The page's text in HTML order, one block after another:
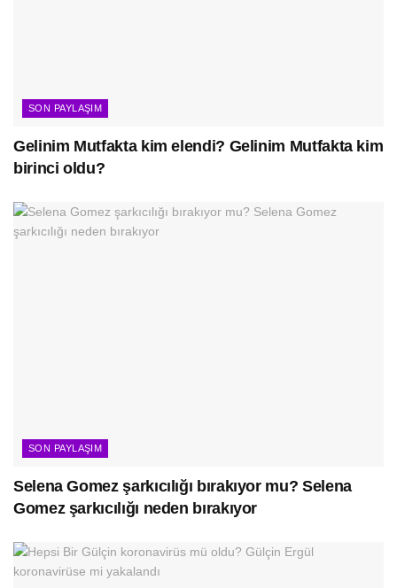
SON PAYLAŞIM
Gelinim Mutfakta kim elendi? Gelinim Mutfakta kim
birinci oldu?
SON PAYLAŞIM
Selena Gomez şarkıcılığı bırakıyor mu? Selena
Gomez şarkıcılığı neden bırakıyor